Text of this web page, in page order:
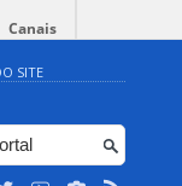
Canais
SITE